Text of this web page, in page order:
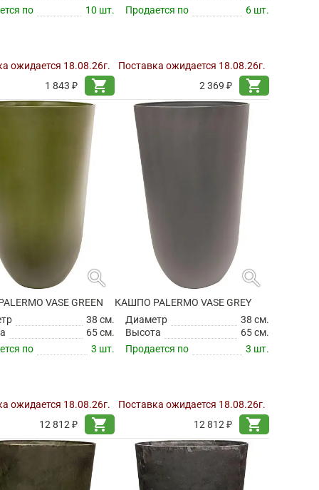
по
10 шт.
ожидается 18.08.26г.
1 843 ₽
shopping_cart
Продается по
6 шт.
Поставка ожидается 18.08.26г.
2 369 ₽
shopping_cart
search
VASE GREEN
38 см.
65 см.
по
3 шт.
ожидается 18.08.26г.
12 812 ₽
shopping_cart
search
КАШПО PALERMO VASE GREY
Диаметр
38 см.
Высота
65 см.
Продается по
3 шт.
Поставка ожидается 18.08.26г.
12 812 ₽
shopping_cart